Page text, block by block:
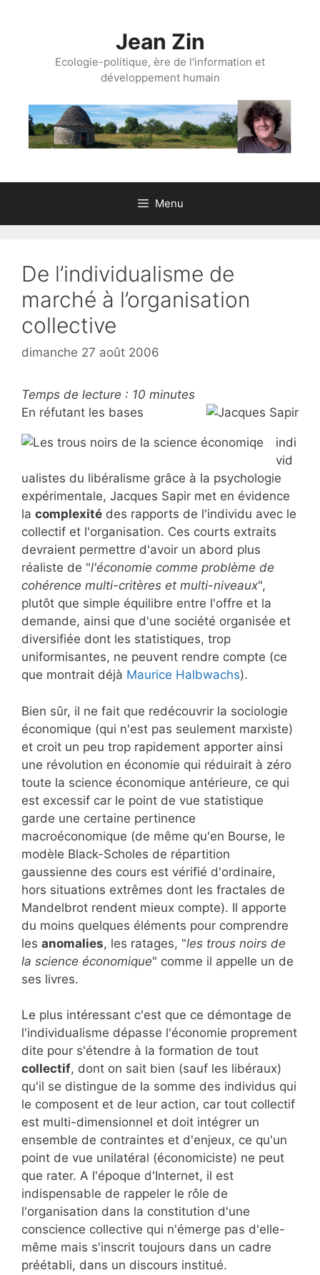
Jean Zin
Ecologie-politique, ère de l'information et
développement humain
Menu
De l’individualisme de
marché à l’organisation
collective
dimanche 27 août 2006
Temps de lecture : 10 minutes
En réfutant les bases
indi
vid
ualistes du libéralisme grâce à la psychologie
expérimentale, Jacques Sapir met en évidence
la complexité des rapports de l'individu avec le
collectif et l'organisation. Ces courts extraits
devraient permettre d'avoir un abord plus
réaliste de "l'économie comme problème de
cohérence multi-critères et multi-niveaux",
plutôt que simple équilibre entre l'offre et la
demande, ainsi que d'une société organisée et
diversifiée dont les statistiques, trop
uniformisantes, ne peuvent rendre compte (ce
que montrait déjà Maurice Halbwachs).
Bien sûr, il ne fait que redécouvrir la sociologie
économique (qui n'est pas seulement marxiste)
et croit un peu trop rapidement apporter ainsi
une révolution en économie qui réduirait à zéro
toute la science économique antérieure, ce qui
est excessif car le point de vue statistique
garde une certaine pertinence
macroéconomique (de même qu'en Bourse, le
modèle Black-Scholes de répartition
gaussienne des cours est vérifié d'ordinaire,
hors situations extrêmes dont les fractales de
Mandelbrot rendent mieux compte). Il apporte
du moins quelques éléments pour comprendre
les anomalies, les ratages, "les trous noirs de
la science économique" comme il appelle un de
ses livres.
Le plus intéressant c'est que ce démontage de
l'individualisme dépasse l'économie proprement
dite pour s'étendre à la formation de tout
collectif, dont on sait bien (sauf les libéraux)
qu'il se distingue de la somme des individus qui
le composent et de leur action, car tout collectif
est multi-dimensionnel et doit intégrer un
ensemble de contraintes et d'enjeux, ce qu'un
point de vue unilatéral (économiciste) ne peut
que rater. A l'époque d'Internet, il est
indispensable de rappeler le rôle de
l'organisation dans la constitution d'une
conscience collective qui n'émerge pas d'elle-
même mais s'inscrit toujours dans un cadre
préétabli, dans un discours institué.